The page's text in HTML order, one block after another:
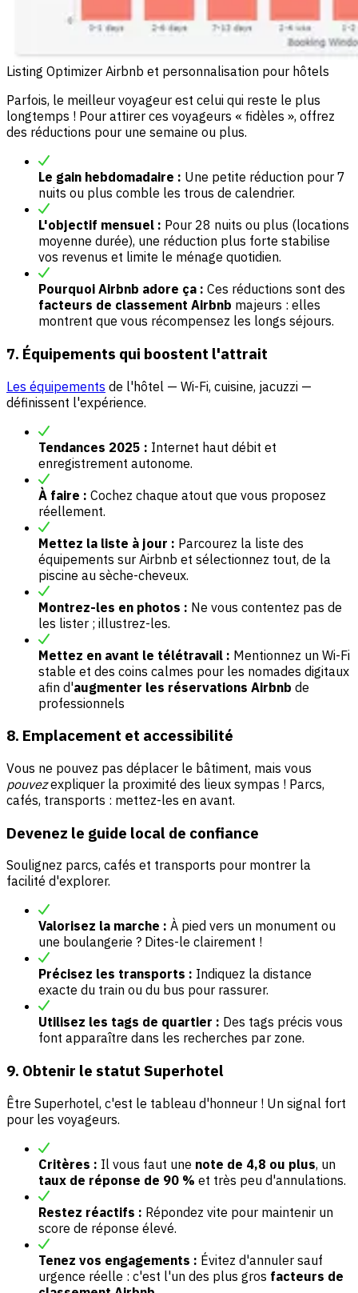
Listing Optimizer Airbnb et personnalisation pour hôtels
Parfois, le meilleur voyageur est celui qui reste le plus
longtemps ! Pour attirer ces voyageurs « fidèles », offrez
des réductions pour une semaine ou plus.
Le gain hebdomadaire : Une petite réduction pour 7
nuits ou plus comble les trous de calendrier.
L'objectif mensuel : Pour 28 nuits ou plus (locations
moyenne durée), une réduction plus forte stabilise
vos revenus et limite le ménage quotidien.
Pourquoi Airbnb adore ça : Ces réductions sont des
facteurs de classement Airbnb majeurs : elles
montrent que vous récompensez les longs séjours.
7. Équipements qui boostent l'attrait
Les équipements de l'hôtel — Wi-Fi, cuisine, jacuzzi —
définissent l'expérience.
Tendances 2025 : Internet haut débit et
enregistrement autonome.
À faire : Cochez chaque atout que vous proposez
réellement.
Mettez la liste à jour : Parcourez la liste des
équipements sur Airbnb et sélectionnez tout, de la
piscine au sèche-cheveux.
Montrez-les en photos : Ne vous contentez pas de
les lister ; illustrez-les.
Mettez en avant le télétravail : Mentionnez un Wi-Fi
stable et des coins calmes pour les nomades digitaux
afin d'augmenter les réservations Airbnb de
professionnels
8. Emplacement et accessibilité
Vous ne pouvez pas déplacer le bâtiment, mais vous
pouvezexpliquer la proximité des lieux sympas ! Parcs,
cafés, transports : mettez-les en avant.
Devenez le guide local de confiance
Soulignez parcs, cafés et transports pour montrer la
facilité d'explorer.
Valorisez la marche : À pied vers un monument ou
une boulangerie ? Dites-le clairement !
Précisez les transports : Indiquez la distance
exacte du train ou du bus pour rassurer.
Utilisez les tags de quartier : Des tags précis vous
font apparaître dans les recherches par zone.
9. Obtenir le statut Superhotel
Être Superhotel, c'est le tableau d'honneur ! Un signal fort
pour les voyageurs.
Critères : Il vous faut une note de 4,8 ou plus, un
taux de réponse de 90 % et très peu d'annulations.
Restez réactifs : Répondez vite pour maintenir un
score de réponse élevé.
Tenez vos engagements : Évitez d'annuler sauf
urgence réelle : c'est l'un des plus gros facteurs de